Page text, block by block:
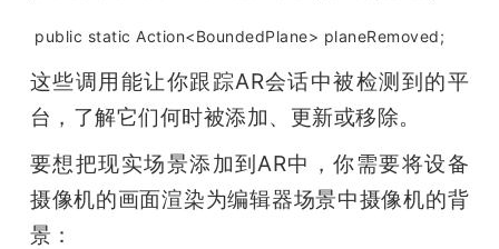
public static Action<BoundedPlane> planeRemoved;
这些调用能让你跟踪AR会话中被检测到的平
台，了解它们何时被添加、更新或移除。
要想把现实场景添加到AR中，你需要将设备
摄像机的画面渲染为编辑器场景中摄像机的背
景：